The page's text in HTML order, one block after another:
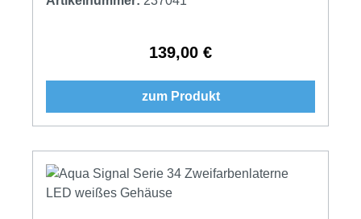
Regulärer Preis:
139,00 €
zum Produkt